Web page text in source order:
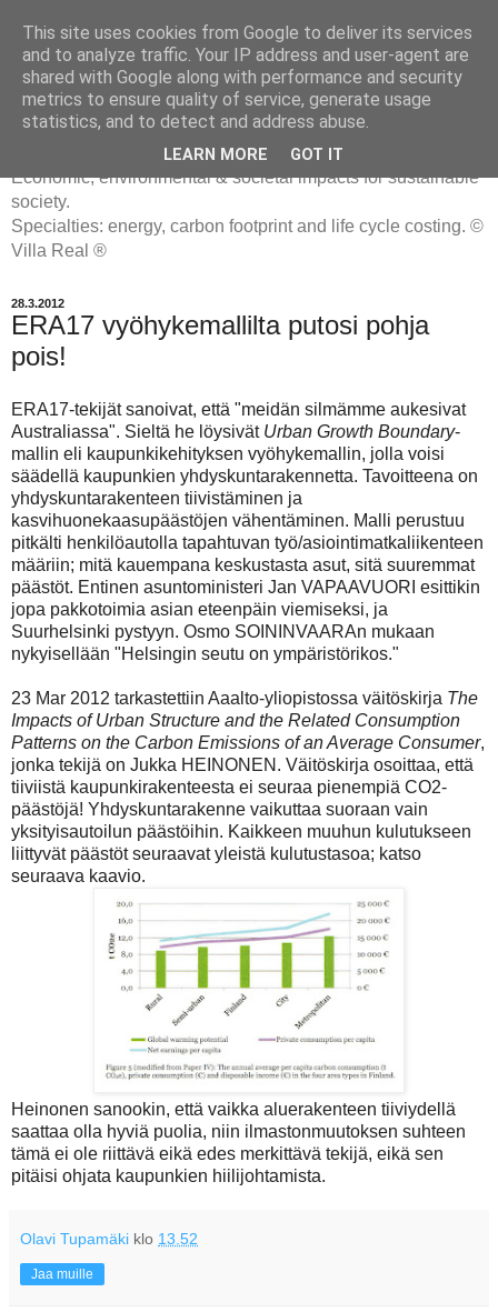
ENERGIATYHMYRIT
Economic, environmental & societal impacts for sustainable
society.
Specialties: energy, carbon footprint and life cycle costing. ©
Villa Real ®
28.3.2012
ERA17 vyöhykemallilta putosi pohja
pois!
ERA17-tekijät sanoivat, että "meidän silmämme aukesivat
Australiassa". Sieltä he löysivät Urban Growth Boundary-
mallin eli kaupunkikehityksen vyöhykemallin, jolla voisi
säädellä kaupunkien yhdyskuntarakennetta. Tavoitteena on
yhdyskuntarakenteen tiivistäminen ja
kasvihuonekaasupäästöjen vähentäminen. Malli perustuu
pitkälti henkilöautolla tapahtuvan työ/asiointimatkaliikenteen
määriin; mitä kauempana keskustasta asut, sitä suuremmat
päästöt. Entinen asuntoministeri Jan VAPAAVUORI esittikin
jopa pakkotoimia asian eteenpäin viemiseksi, ja
Suurhelsinki pystyyn. Osmo SOININVAARAn mukaan
nykyisellään "Helsingin seutu on ympäristörikos."
23 Mar 2012 tarkastettiin Aaalto-yliopistossa väitöskirja The
Impacts of Urban Structure and the Related Consumption
Patterns on the Carbon Emissions of an Average Consumer,
jonka tekijä on Jukka HEINONEN. Väitöskirja osoittaa, että
tiiviistä kaupunkirakenteesta ei seuraa pienempiä CO2-
päästöjä! Yhdyskuntarakenne vaikuttaa suoraan vain
yksityisautoilun päästöihin. Kaikkeen muuhun kulutukseen
liittyvät päästöt seuraavat yleistä kulutustasoa; katso
seuraava kaavio.
Heinonen sanookin, että vaikka aluerakenteen tiiviydellä
saattaa olla hyviä puolia, niin ilmastonmuutoksen suhteen
tämä ei ole riittävä eikä edes merkittävä tekijä, eikä sen
pitäisi ohjata kaupunkien hiilijohtamista.
Olavi Tupamäki klo 13.52
Jaa muille
This site uses cookies from Google to deliver its services
and to analyze traffic. Your IP address and user-agent are
shared with Google along with performance and security
metrics to ensure quality of service, generate usage
statistics, and to detect and address abuse.
LEARN MORE GOT IT